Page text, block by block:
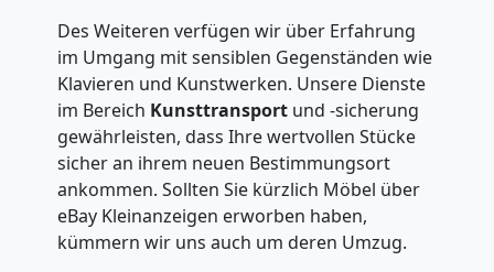
Des Weiteren verfügen wir über Erfahrung
im Umgang mit sensiblen Gegenständen wie
Klavieren und Kunstwerken. Unsere Dienste
im Bereich Kunsttransport und -sicherung
gewährleisten, dass Ihre wertvollen Stücke
sicher an ihrem neuen Bestimmungsort
ankommen. Sollten Sie kürzlich Möbel über
eBay Kleinanzeigen erworben haben,
kümmern wir uns auch um deren Umzug.